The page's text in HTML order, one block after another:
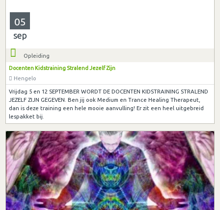
05
sep
Opleiding
Docenten Kidstraining Stralend Jezelf Zijn
Hengelo
Vrijdag 5 en 12 SEPTEMBER WORDT DE DOCENTEN KIDSTRAINING STRALEND
JEZELF ZIJN GEGEVEN. Ben jij ook Medium en Trance Healing Therapeut,
dan is deze training een hele mooie aanvulling! Er zit een heel uitgebreid
lespakket bij.